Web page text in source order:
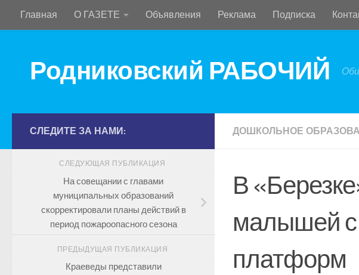
Перейти к содержимому
Главная О ГАЗЕТЕ Объявления Реклама Подписка
Родниковский РАБОЧИЙ
ДОШКОЛЬНОЕ
В
малышей
платформ
СЛЕДИТЕ ЗА НАМИ:
СЛЕДУЮЩАЯ ПУБЛИКАЦИЯ
На совещании с главами
муниципальных образований
скорректировали планы действий в
период пожароопасного сезона
ПРЕДЫДУЩАЯ ПУБЛИКАЦИЯ
Краеведы представили